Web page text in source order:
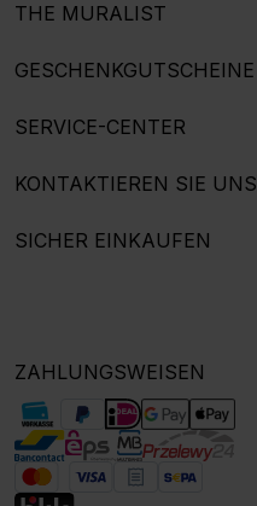
THE MURALIST
GESCHENKGUTSCHEINE
SERVICE-CENTER
KONTAKTIEREN SIE UNS
SICHER EINKAUFEN
ZAHLUNGSWEISEN